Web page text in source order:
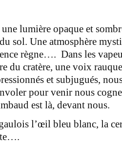
lumière opaque et
sol. Une atmosphère
règne…. Dans les
du cratère, une voix
et subjugués,
pour venir nous
est là, devant nous.
l’œil bleu blanc, la